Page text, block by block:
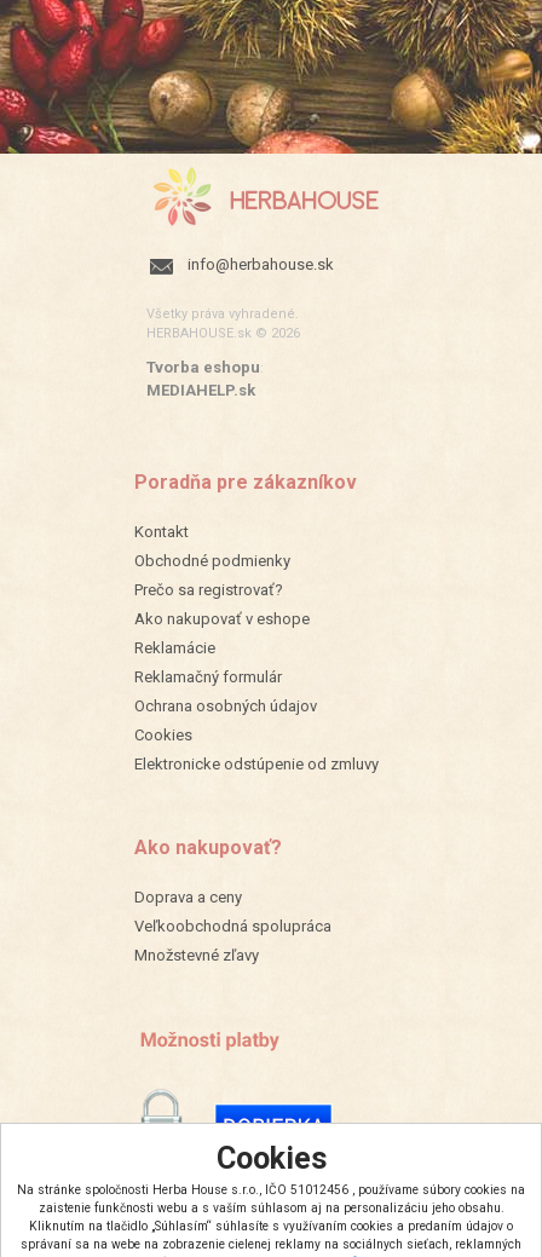
Cookies
Na stránke spoločnosti Herba House s.r.o., IČO 51012456 , používame súbory cookies na
zaistenie funkčnosti webu a s vaším súhlasom aj na personalizáciu jeho obsahu.
Kliknutím na tlačidlo „Súhlasím“ súhlasíte s využívaním cookies a predaním údajov o
správaní sa na webe na zobrazenie cielenej reklamy na sociálnych sieťach, reklamných
info@herbahouse.sk
Všetky práva vyhradené.
HERBAHOUSE.sk © 2026
Tvorba eshopu:
MEDIAHELP.sk
Poradňa pre zákazníkov
Kontakt
Obchodné podmienky
Prečo sa registrovať?
Ako nakupovať v eshope
Reklamácie
Reklamačný formulár
Ochrana osobných údajov
Cookies
Elektronicke odstúpenie od zmluvy
Ako nakupovať?
Doprava a ceny
Veľkoobchodná spolupráca
Množstevné zľavy